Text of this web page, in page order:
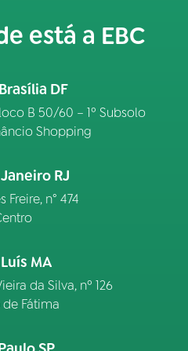
está a EBC
DF
B 50/60 – 1º Subsolo
Shopping
RJ
Freire, n° 474
MA
da Silva, nº 126
de Fátima